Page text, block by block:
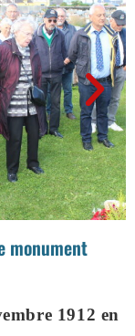
monument
1912 en